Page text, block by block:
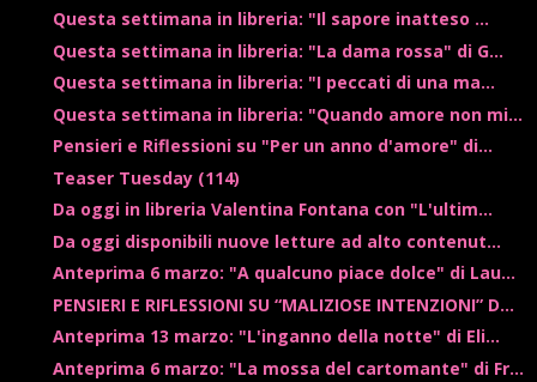
Questa settimana in libreria: "Il sapore inatteso ...
Questa settimana in libreria: "La dama rossa" di G...
Questa settimana in libreria: "I peccati di una ma...
Questa settimana in libreria: "Quando amore non mi...
Pensieri e Riflessioni su "Per un anno d'amore" di...
Teaser Tuesday (114)
Da oggi in libreria Valentina Fontana con "L'ultim...
Da oggi disponibili nuove letture ad alto contenut...
Anteprima 6 marzo: "A qualcuno piace dolce" di Lau...
PENSIERI E RIFLESSIONI SU “MALIZIOSE INTENZIONI” D...
Anteprima 13 marzo: "L'inganno della notte" di Eli...
Anteprima 6 marzo: "La mossa del cartomante" di Fr...